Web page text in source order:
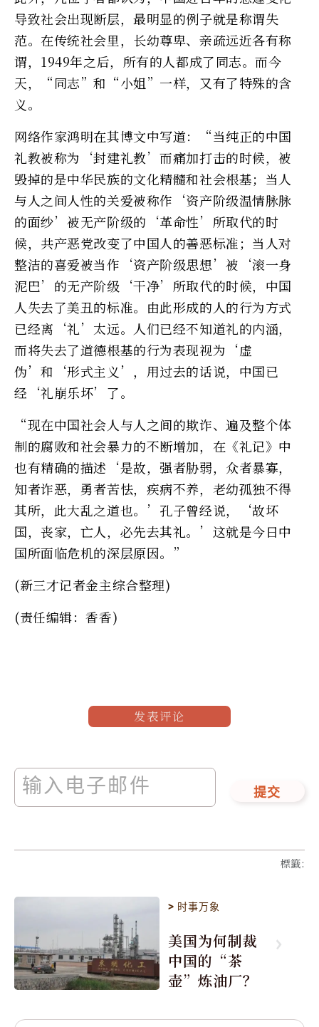
导致社会出现断层，最明显的例子就是称谓失
范。在传统社会里，长幼尊卑、亲疏远近各有称
谓，1949年之后，所有的人都成了同志。而今
天，“同志”和“小姐”一样，又有了特殊的含
义。
网络作家鸿明在其博文中写道：“当纯正的中国
礼教被称为‘封建礼教’而痛加打击的时候，被
毁掉的是中华民族的文化精髓和社会根基；当人
与人之间人性的关爱被称作‘资产阶级温情脉脉
的面纱’被无产阶级的‘革命性’所取代的时
候，共产恶党改变了中国人的善恶标准；当人对
整洁的喜爱被当作‘资产阶级思想’被‘滚一身
泥巴’的无产阶级‘干净’所取代的时候，中国
人失去了美丑的标准。由此形成的人的行为方式
已经离‘礼’太远。人们已经不知道礼的内涵，
而将失去了道德根基的行为表现视为‘虚
伪’和‘形式主义’，用过去的话说，中国已
经‘礼崩乐坏’了。
“现在中国社会人与人之间的欺诈、遍及整个体
制的腐败和社会暴力的不断增加，在《礼记》中
也有精确的描述‘是故，强者胁弱，众者暴寡，
知者诈恶，勇者苦怯，疾病不养，老幼孤独不得
其所，此大乱之道也。’孔子曾经说，‘故坏
国，丧家，亡人，必先去其礼。’这就是今日中
国所面临危机的深层原因。”
(新三才记者金主综合整理)
(责任编辑：香香)
发表评论
提交
標籤:
> 时事万象
美国为何制裁
中国的“茶
壶”炼油厂？